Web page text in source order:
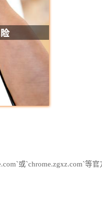
或`chrome.zgxz.com`等